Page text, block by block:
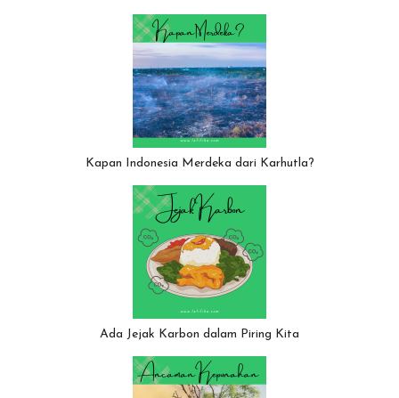
Kapan Indonesia Merdeka dari Karhutla?
Ada Jejak Karbon dalam Piring Kita